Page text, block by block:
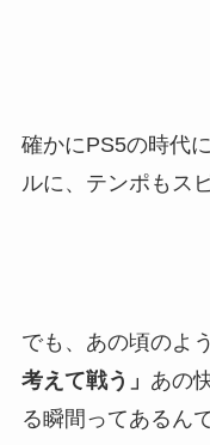
確かにPS5の時代
ルに、テンポもス
でも、あの頃の
考えて戦う」 あの
る瞬間ってあるんで